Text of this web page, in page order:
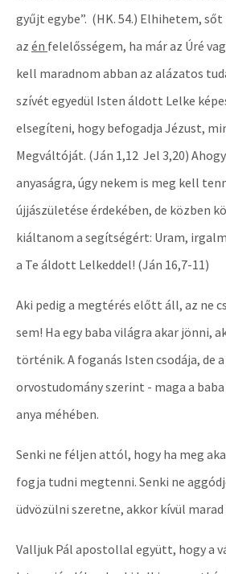
gyűjt egybe”. (HK. 54.) Elhihetem,
az én felelősségem, ha már az Úré
kell maradnom abban az alázatos
szívét egyedül Isten áldott Lelke
elsegíteni, hogy befogadja Jézust,
Megváltóját. (Ján 1,12 Jel 3,20)
anyaságra, úgy nekem is meg kell
újjászületése érdekében, de közben
kiáltanom a segítségért: Uram,
a Te áldott Lelkeddel! (Ján 16,7-11)
Aki pedig a megtérés előtt áll, az ne
sem! Ha egy baba világra akar jönni,
történik. A foganás Isten csodája, de
orvostudomány szerint - maga a
anya méhében.
Senki ne féljen attól, hogy ha meg
fogja tudni megtenni. Senki ne
üdvözülni szeretne, akkor kívül
Valljuk Pál apostollal együtt, hogy a